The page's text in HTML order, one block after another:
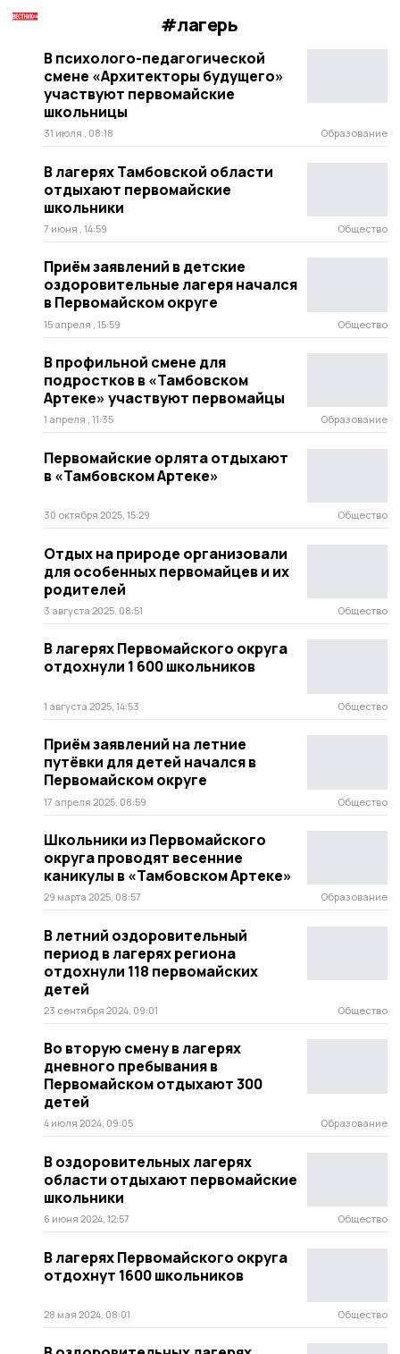
#лагерь
В психолого-педагогической
смене «Архитекторы будущего»
участвуют первомайские
школьницы
31 июля , 08:18 Образование
В лагерях Тамбовской области
отдыхают первомайские
школьники
7 июня , 14:59 Общество
Приём заявлений в детские
оздоровительные лагеря начался
в Первомайском округе
15 апреля , 15:59 Общество
В профильной смене для
подростков в «Тамбовском
Артеке» участвуют первомайцы
1 апреля , 11:35 Образование
Первомайские орлята отдыхают
в «Тамбовском Артеке»
30 октября 2025, 15:29 Общество
Отдых на природе организовали
для особенных первомайцев и их
родителей
3 августа 2025, 08:51 Общество
В лагерях Первомайского округа
отдохнули 1 600 школьников
1 августа 2025, 14:53 Общество
Приём заявлений на летние
путёвки для детей начался в
Первомайском округе
17 апреля 2025, 08:59 Общество
Школьники из Первомайского
округа проводят весенние
каникулы в «Тамбовском Артеке»
29 марта 2025, 08:57 Образование
В летний оздоровительный
период в лагерях региона
отдохнули 118 первомайских
детей
23 сентября 2024, 09:01 Общество
Во вторую смену в лагерях
дневного пребывания в
Первомайском отдыхают 300
детей
4 июля 2024, 09:05 Образование
В оздоровительных лагерях
области отдыхают первомайские
школьники
6 июня 2024, 12:57 Общество
В лагерях Первомайского округа
отдохнут 1600 школьников
28 мая 2024, 08:01 Общество